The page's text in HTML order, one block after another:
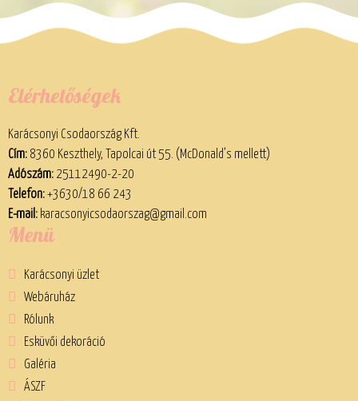
Elérhetőségek
Karácsonyi Csodaország Kft.
Cím:8360 Keszthely, Tapolcai út 55. (McDonald’s mellett)
Adószám:25112490-2-20
Telefon:+3630/18 66 243
E-mail: karacsonyicsodaorszag@gmail.com
Menü
Karácsonyi üzlet
Webáruház
Rólunk
Esküvői dekoráció
Galéria
ÁSZF